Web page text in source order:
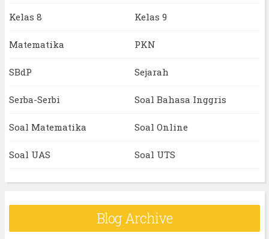
Kelas 8 Kelas 9
Matematika PKN
SBdP Sejarah
Serba-Serbi Soal Bahasa Inggris
Soal Matematika Soal Online
Soal UAS Soal UTS
Blog Archive